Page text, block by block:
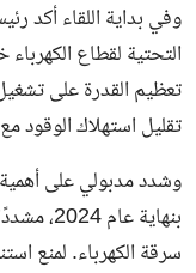
وفي بداية اللقاء أكد
التحتية لقطاع
تعظيم القدرة على
تقليل استهلاك الوقود
وشدد مدبولي على
بنهاية
سرقة الكهرباء. لمنع